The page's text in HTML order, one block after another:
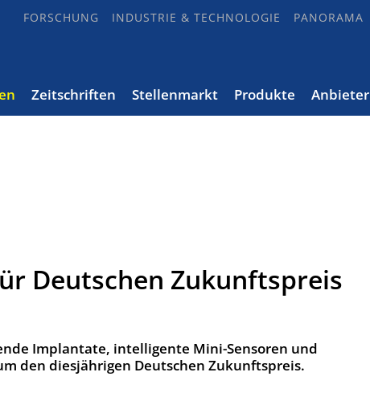
FORSCHUNG INDUSTRIE & TECHNOLOGIE PANORAMA
Zeitschriften Stellenmarkt Produkte Anbieter
Deutschen Zukunftspreis
Implantate, intelligente Mini-Sensoren und
den diesjährigen Deutschen Zukunftspreis.